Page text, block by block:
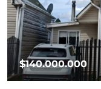
$140.000.000